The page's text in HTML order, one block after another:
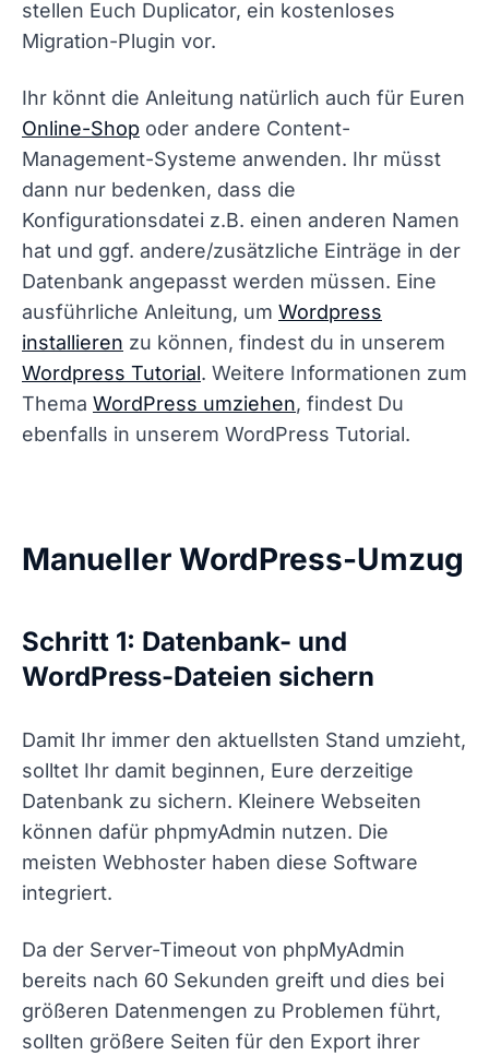
stellen Euch Duplicator, ein kostenloses
Migration-Plugin vor.
Ihr könnt die Anleitung natürlich auch für Euren
Online-Shop oder andere Content-
Management-Systeme anwenden. Ihr müsst
dann nur bedenken, dass die
Konfigurationsdatei z.B. einen anderen Namen
hat und ggf. andere/zusätzliche Einträge in der
Datenbank angepasst werden müssen. Eine
ausführliche Anleitung, um Wordpress
installieren zu können, findest du in unserem
Wordpress Tutorial. Weitere Informationen zum
Thema WordPress umziehen, findest Du
ebenfalls in unserem WordPress Tutorial.
Manueller WordPress-Umzug
Schritt 1: Datenbank- und
WordPress-Dateien sichern
Damit Ihr immer den aktuellsten Stand umzieht,
solltet Ihr damit beginnen, Eure derzeitige
Datenbank zu sichern. Kleinere Webseiten
können dafür phpmyAdmin nutzen. Die
meisten Webhoster haben diese Software
integriert.
Da der Server-Timeout von phpMyAdmin
bereits nach 60 Sekunden greift und dies bei
größeren Datenmengen zu Problemen führt,
sollten größere Seiten für den Export ihrer